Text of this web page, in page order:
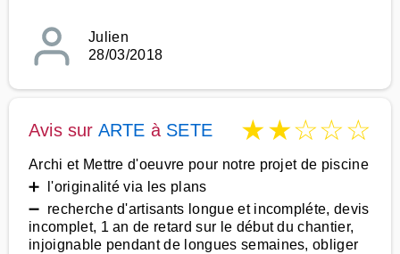
Julien
28/03/2018
Avis sur ARTE à SETE ★★☆☆☆
Archi et Mettre d'oeuvre pour notre projet de piscine
➕ l'originalité via les plans
➖ recherche d'artisants longue et incompléte, devis
incomplet, 1 an de retard sur le début du chantier,
injoignable pendant de longues semaines, obliger